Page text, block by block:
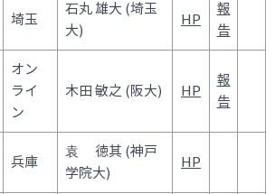
埼玉
石丸 雄大 (埼玉
大)
HP
報
告
オン
ライ
ン
木田 敏之 (阪大) HP
報
告
兵庫
袁 徳其 (神戸
学院大)
HP